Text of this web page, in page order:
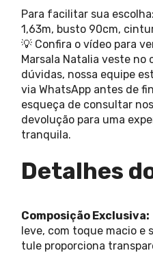
Para facilitar sua
1,63m, busto 90cm,
💡 Confira o vídeo para
Marsala Natalia veste no
dúvidas, nossa equipe
via WhatsApp antes de
esqueça de consultar
devolução para uma
tranquila.
Detalhes
Composição Exclusiva:
leve, com toque macio e
tule proporciona